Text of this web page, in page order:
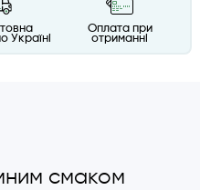
Україні
Оплата при
отриманні
смаком